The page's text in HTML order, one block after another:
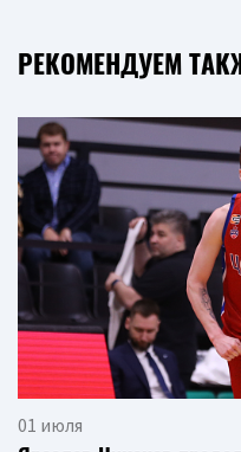
РЕКОМЕНДУЕМ
01 июля